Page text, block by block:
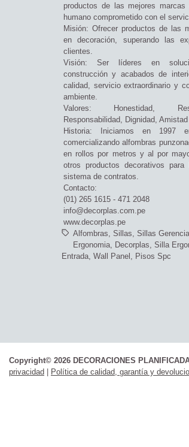
productos de las mejores
humano comprometido con el
Misión: Ofrecer productos de las
en decoración, superando las
clientes.
Visión: Ser líderes en
construcción y acabados de
calidad, servicio extraordinario y
ambiente.
Valores: Honestidad,
Responsabilidad, Dignidad,
Historia: Iniciamos en 1997
comercializando alfombras
en rollos por metros y al por
otros productos decorativos
sistema de contratos.
Contacto:
(01) 265 1615 - 471 2048
info@decorplas.com.pe
www.decorplas.pe
Alfombras
Sillas Sillas
Ergonomia
Decorplas Silla
Entrada Wall Panel Pisos Spc
Copyright© 2026 DECORACIONES
privacidad
Política de calidad, garantía y